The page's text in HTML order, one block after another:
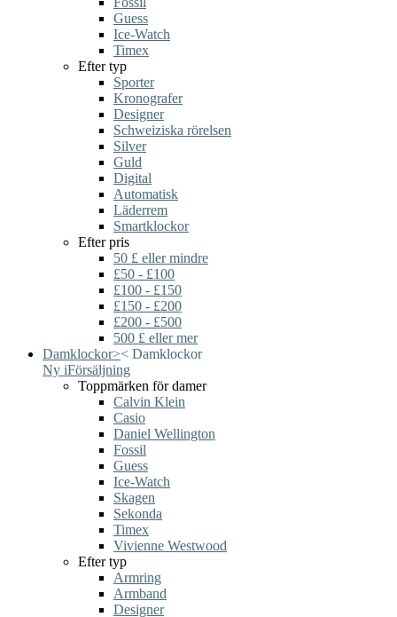
Guess
Ice-Watch
Timex
Efter typ
Sporter
Kronografer
Designer
Schweiziska rörelsen
Silver
Guld
Digital
Automatisk
Läderrem
Smartklockor
Efter pris
50 £ eller mindre
£50 - £100
£100 - £150
£150 - £200
£200 - £500
500 £ eller mer
Damklockor>< Damklockor
Ny iFörsäljning
Toppmärken för damer
Calvin Klein
Casio
Daniel Wellington
Fossil
Guess
Ice-Watch
Skagen
Sekonda
Timex
Vivienne Westwood
Efter typ
Armring
Armband
Designer